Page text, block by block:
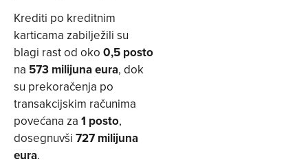
Krediti po kreditnim
karticama zabilježili su
blagi rast od oko 0,5 posto
na 573 milijuna eura, dok
su prekoračenja po
transakcijskim računima
povećana za 1 posto,
dosegnuvši 727 milijuna
eura.